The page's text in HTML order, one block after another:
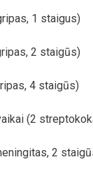
1 staigus)
2 staigūs)
4 staigūs)
(2
2